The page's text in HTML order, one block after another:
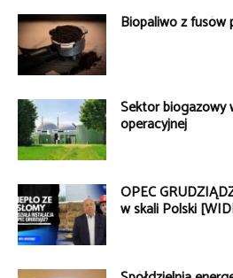
Biopaliwo z fusów
Sektor biogazowy
operacyjnej
OPEC
w skali Polski